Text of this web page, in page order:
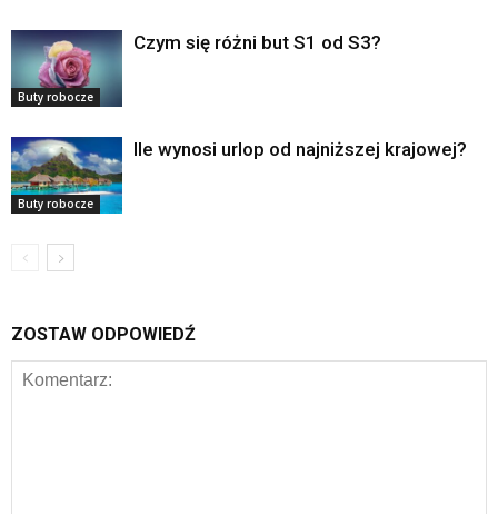
Buty robocze
Czym się różni but S1 od S3?
Buty robocze
Ile wynosi urlop od najniższej krajowej?
ZOSTAW ODPOWIEDŹ